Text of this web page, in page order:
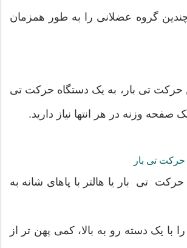
گروه عضلانی را به طور همزمان
حرکت تی بار، به یک دستگاه حرکت تی
یک صفحه وزنه در هر انتها نیاز دارید.
حرکت تی بار
تی بار یا هالتر با پاهای شانه به
با یک دسته رو به بالا، کمی پهن تر از